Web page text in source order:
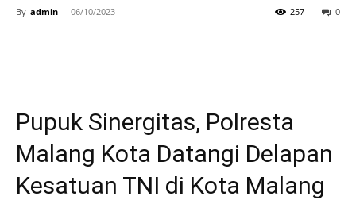
By admin - 06/10/2023 0
257
Pupuk Sinergitas, Polresta
Malang Kota Datangi Delapan
Kesatuan TNI di Kota Malang